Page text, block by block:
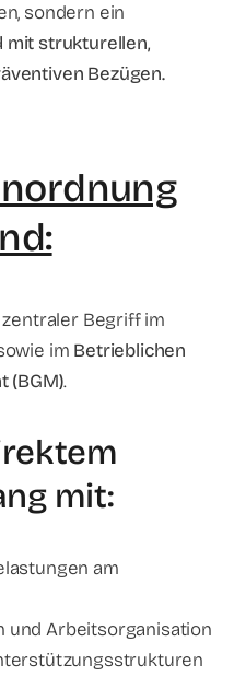
sondern ein
mit strukturellen,
Bezügen.
Begriff im
im Betrieblichen
(BGM).
mit:
am
und Arbeitsorganisation